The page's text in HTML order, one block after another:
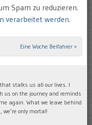
Spam zu reduzieren.
verarbeitet werden.
Eine Woche Beifahrer »
stalks us all our lives. I
us on the journey and reminds
again. What we leave behind
only mortal!